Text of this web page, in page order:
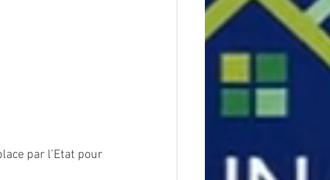
par l’Etat pour